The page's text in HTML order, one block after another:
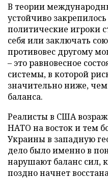
В теории
устойчиво
политические игроки
себя или заключать
противовес другому
– это равновесное
системы, в которой
значительно ниже,
баланса.
Реалисты в США
НАТО на восток и тем
Украины в западную
дело было именно в
нарушают баланс сил,
поздно начнет